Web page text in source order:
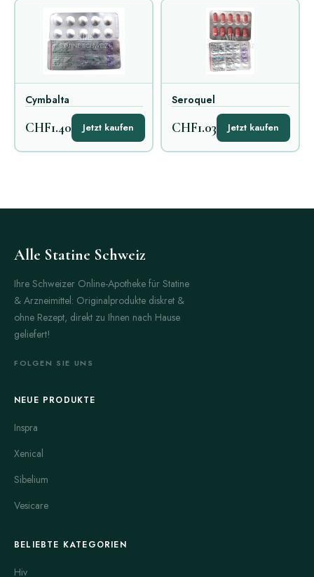
Cymbalta
CHF1.40 Jetzt kaufen
Seroquel
CHF1.03 Jetzt kaufen
Alle Statine Schweiz
Ihre Schweizer Online-Apotheke für Statine
& Arzneimittel: Originalprodukte diskret &
ohne Rezept, direkt zu Ihnen nach Hause
geliefert!
FOLGEN SIE UNS
NEUE PRODUKTE
Inspra
Xenical
Sibelium
Vesicare
BELIEBTE KATEGORIEN
Hiv